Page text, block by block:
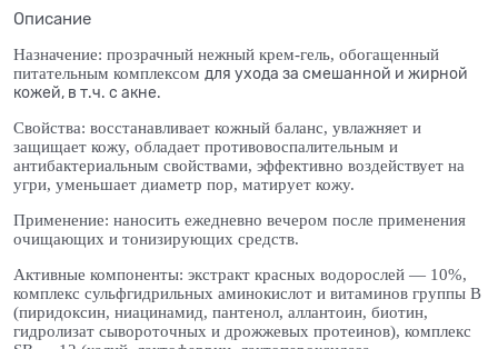
Описание
Назначение: прозрачный нежный крем-гель, обогащенный
питательным комплексом для ухода за смешанной и жирной
кожей, в т.ч. с акне.
Свойства: восстанавливает кожный баланс, увлажняет и
защищает кожу, обладает противовоспалительным и
антибактериальным свойствами, эффективно воздействует на
угри, уменьшает диаметр пор, матирует кожу.
Применение: наносить ежедневно вечером после применения
очищающих и тонизирующих средств.
Активные компоненты: экстракт красных водорослей — 10%,
комплекс сульфгидрильных аминокислот и витаминов группы В
(пиридоксин, ниацинамид, пантенол, аллантоин, биотин,
гидролизат сывороточных и дрожжевых протеинов), комплекс